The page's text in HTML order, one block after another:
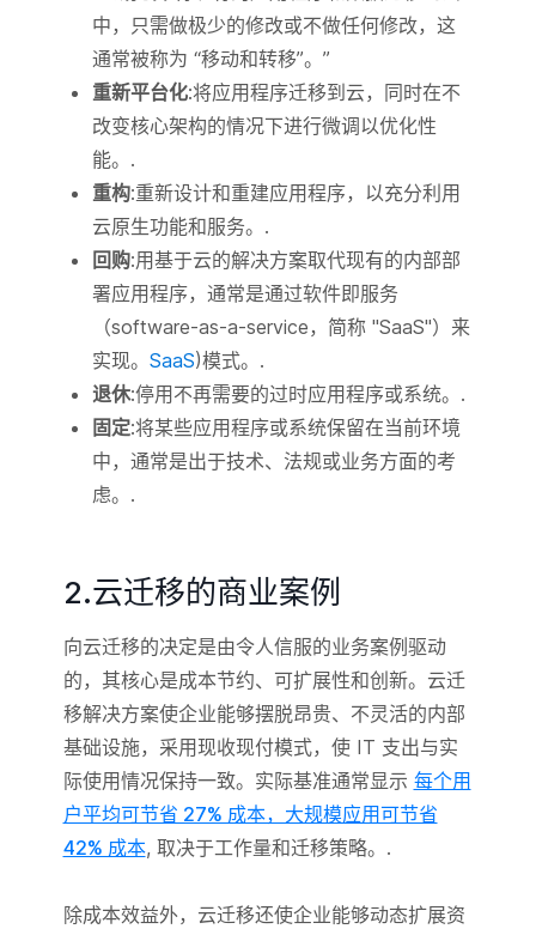
中，只需做极少的修改或不做任何修改，这
通常被称为 “移动和转移”。”
重新平台化:将应用程序迁移到云，同时在不
改变核心架构的情况下进行微调以优化性
能。.
重构:重新设计和重建应用程序，以充分利用
云原生功能和服务。.
回购:用基于云的解决方案取代现有的内部部
署应用程序，通常是通过软件即服务
（software-as-a-service，简称 "SaaS"）来
实现。 SaaS)模式。.
退休:停用不再需要的过时应用程序或系统。.
固定:将某些应用程序或系统保留在当前环境
中，通常是出于技术、法规或业务方面的考
虑。.
2.云迁移的商业案例
向云迁移的决定是由令人信服的业务案例驱动
的，其核心是成本节约、可扩展性和创新。云迁
移解决方案使企业能够摆脱昂贵、不灵活的内部
基础设施，采用现收现付模式，使 IT 支出与实
际使用情况保持一致。实际基准通常显示 每个用
户平均可节省 27% 成本，大规模应用可节省
42% 成本, 取决于工作量和迁移策略。.
除成本效益外，云迁移还使企业能够动态扩展资